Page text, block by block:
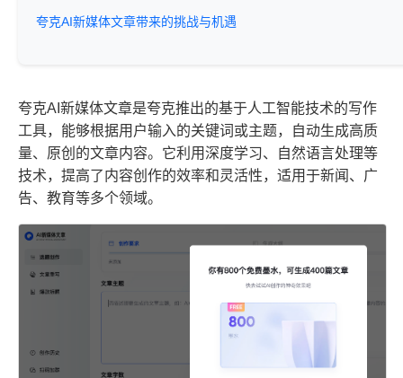
夸克AI新媒体文章带来的挑战与机遇
夸克AI新媒体文章是夸克推出的基于人工智能技术的写作
工具，能够根据用户输入的关键词或主题，自动生成高质
量、原创的文章内容。它利用深度学习、自然语言处理等
技术，提高了内容创作的效率和灵活性，适用于新闻、广
告、教育等多个领域。